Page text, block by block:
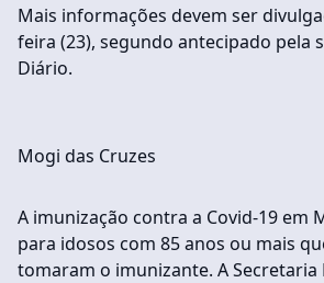
Mais informações devem ser
feira (23), segundo antecipado pela
Diário.
Mogi das Cruzes
A imunização contra a Covid-19 em
para idosos com 85 anos ou mais
tomaram o imunizante. A